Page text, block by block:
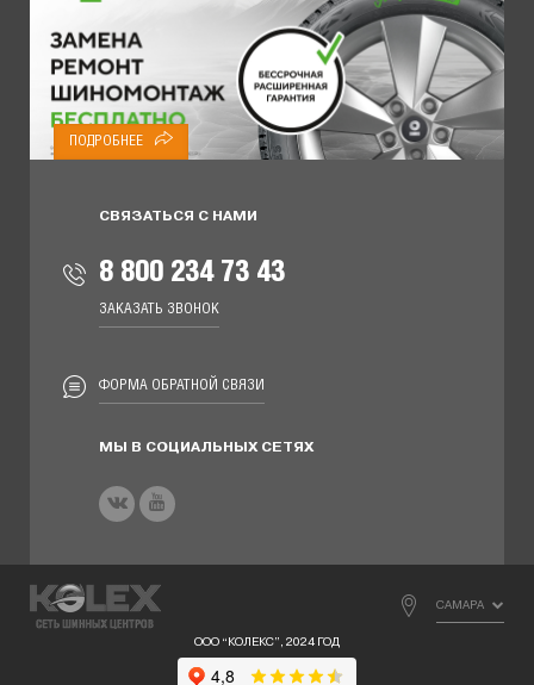
ПОДРОБНЕЕ
СВЯЗАТЬСЯ С НАМИ
8 800 234 73 43
ЗАКАЗАТЬ ЗВОНОК
ФОРМА ОБРАТНОЙ СВЯЗИ
МЫ В СОЦИАЛЬНЫХ СЕТЯХ
САМАРА
ООО “КОЛЕКС”, 2024 ГОД